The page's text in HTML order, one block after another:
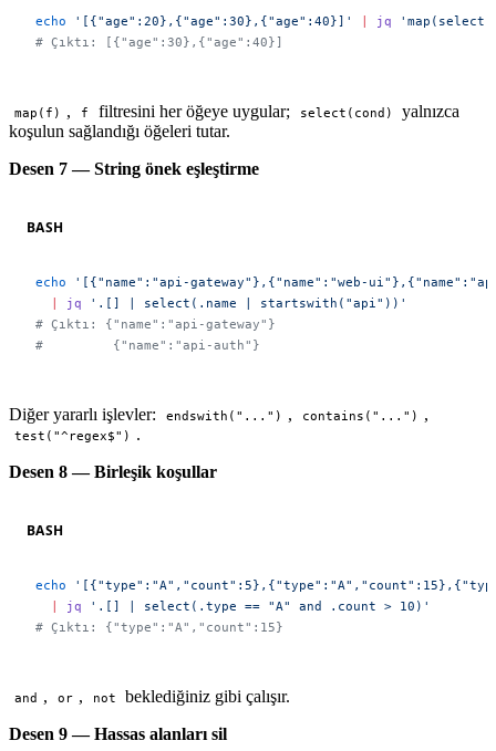
echo '[{"age":20},{"age":30},{"age":40}]' jq
# Çıktı: [{"age":30},{"age":40}]
map(f) , f filtresini her öğeye uygular; select(cond)
yalnızca
koşulun sağlandığı öğeleri tutar.
Desen 7 — String önek eşleştirme
BASH
echo '[{"name":"api-gateway"},{"name":"web-
jq '.[] | select(.name | startswith("api"))'
# Çıktı: {"name":"api-gateway"}
#         {"name":"api-auth"}
Diğer yararlı işlevler: endswith("...") , contains("...") ,
test("^regex$")
.
Desen 8 — Birleşik koşullar
BASH
echo
jq '.[] | select(.type == "A" and .count > 10)'
# Çıktı: {"type":"A","count":15}
and , or , not
beklediğiniz gibi çalışır.
Desen 9 — Hassas alanları sil